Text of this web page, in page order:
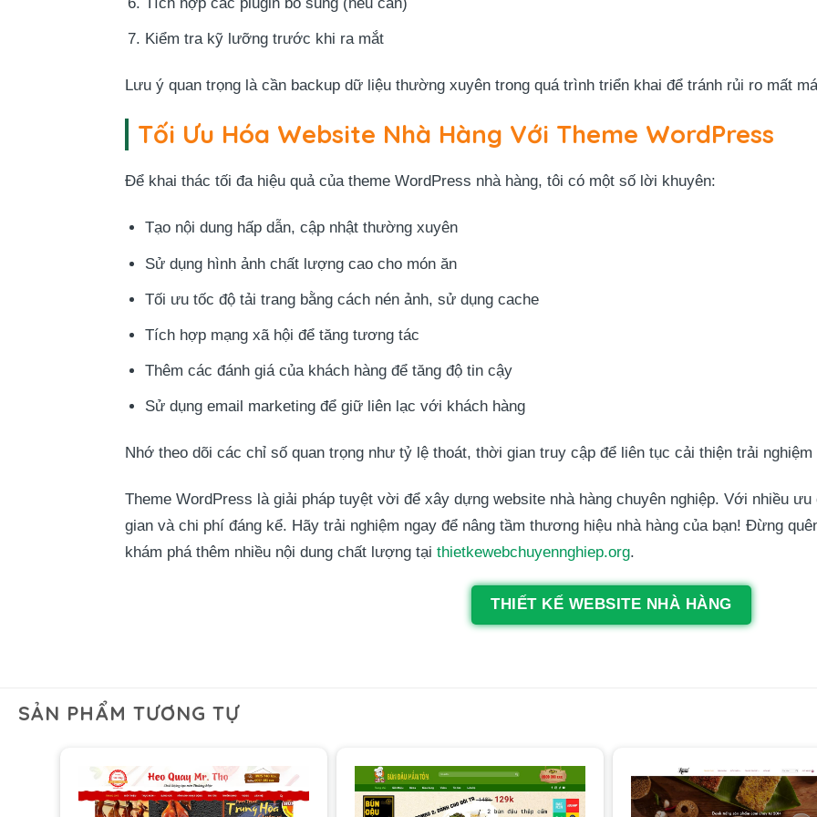
Kiểm tra kỹ lưỡng trước khi ra mắt
Lưu ý quan trọng là cần backup dữ liệu thường xuyên trong quá trình triển khai để tránh rủi ro mất
Tối Ưu Hóa Website Nhà Hàng Với Theme WordPress
Để khai thác tối đa hiệu quả của theme WordPress nhà hàng, tôi có một số lời khuyên:
Tạo nội dung hấp dẫn, cập nhật thường xuyên
Sử dụng hình ảnh chất lượng cao cho món ăn
Tối ưu tốc độ tải trang bằng cách nén ảnh, sử dụng cache
Tích hợp mạng xã hội để tăng tương tác
Thêm các đánh giá của khách hàng để tăng độ tin cậy
Sử dụng email marketing để giữ liên lạc với khách hàng
Nhớ theo dõi các chỉ số quan trọng như tỷ lệ thoát, thời gian truy cập để liên tục cải thiện trải
Theme WordPress là giải pháp tuyệt vời để xây dựng website nhà hàng chuyên nghiệp. Với nhiều
gian và chi phí đáng kể. Hãy trải nghiệm ngay để nâng tầm thương hiệu nhà hàng của bạn! Đừng
khám phá thêm nhiều nội dung chất lượng tại thietkewebchuyennghiep.org.
THIẾT KẾ WEBSITE NHÀ HÀNG
SẢN PHẨM TƯƠNG TỰ